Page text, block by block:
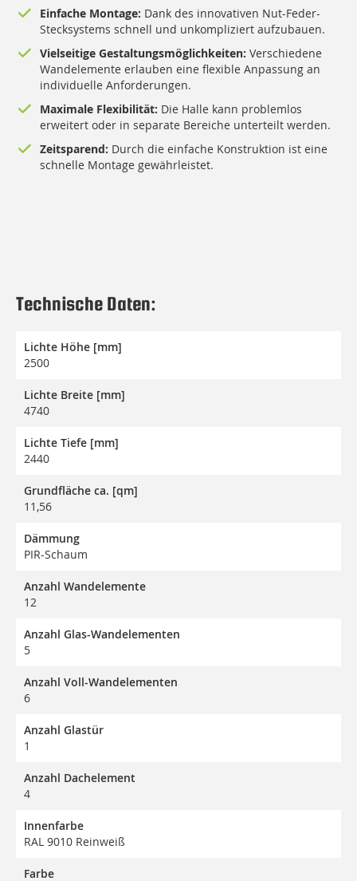
Einfache Montage: Dank des innovativen Nut-Feder-
Stecksystems schnell und unkompliziert aufzubauen.
Vielseitige Gestaltungsmöglichkeiten: Verschiedene
Wandelemente erlauben eine flexible Anpassung an
individuelle Anforderungen.
Maximale Flexibilität: Die Halle kann problemlos
erweitert oder in separate Bereiche unterteilt werden.
Zeitsparend: Durch die einfache Konstruktion ist eine
schnelle Montage gewährleistet.
Technische Daten:
Lichte Höhe [mm]
2500
Lichte Breite [mm]
4740
Lichte Tiefe [mm]
2440
Grundfläche ca. [qm]
11,56
Dämmung
PIR-Schaum
Anzahl Wandelemente
12
Anzahl Glas-Wandelementen
5
Anzahl Voll-Wandelementen
6
Anzahl Glastür
1
Anzahl Dachelement
4
Innenfarbe
RAL 9010 Reinweiß
Farbe